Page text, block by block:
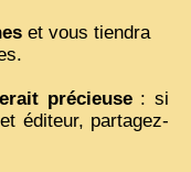
et vous tiendra
précieuse: si
éditeur, partagez-